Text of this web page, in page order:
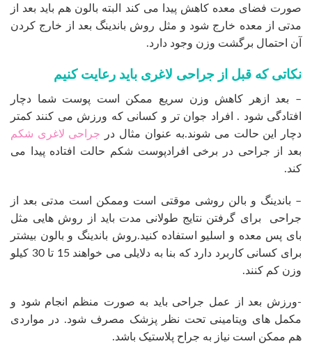
صورت فضای معده کاهش پیدا می کند البته بالون هم باید بعد از
مدتی از معده خارج شود و مثل روش باندینگ بعد از خارج کردن
آن احتمال برگشت وزن وجود دارد.
نکاتی که قبل از جراحی لاغری باید رعایت کنیم
– بعد ازهر کاهش وزن سریع ممکن است پوست شما دچار
افتادگی شود . افراد جوان تر و کسانی که ورزش می کنند کمتر
دچار این حالت می شوند.به عنوان مثال در جراحی لاغری شکم
بعد از جراحی در برخی افرادپوست شکم حالت افتاده پیدا می
کند.
– باندینگ و بالن روشی موقتی است وممکن است مدتی بعد از
جراحی برای گرفتن نتایج طولانی مدت باید از روش هایی مثل
بای پس معده و اسلیو استفاده کنید.روش باندینگ و بالون بیشتر
برای کسانی کاربرد دارد که بنا به دلایلی می خواهند 15 تا 30 کیلو
وزن کم کنند.
-ورزش بعد از عمل جراحی باید به صورت منظم انجام شود و
مکمل های ویتامینی تحت نظر پزشک مصرف شود. در مواردی
هم ممکن است نیاز به جراح پلاستیک باشد.